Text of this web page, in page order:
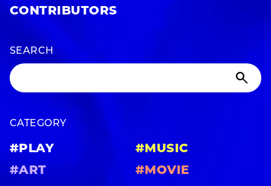
CONTRIBUTORS
SEARCH
CATEGORY
#PLAY
#MUSIC
#ART
#MOVIE